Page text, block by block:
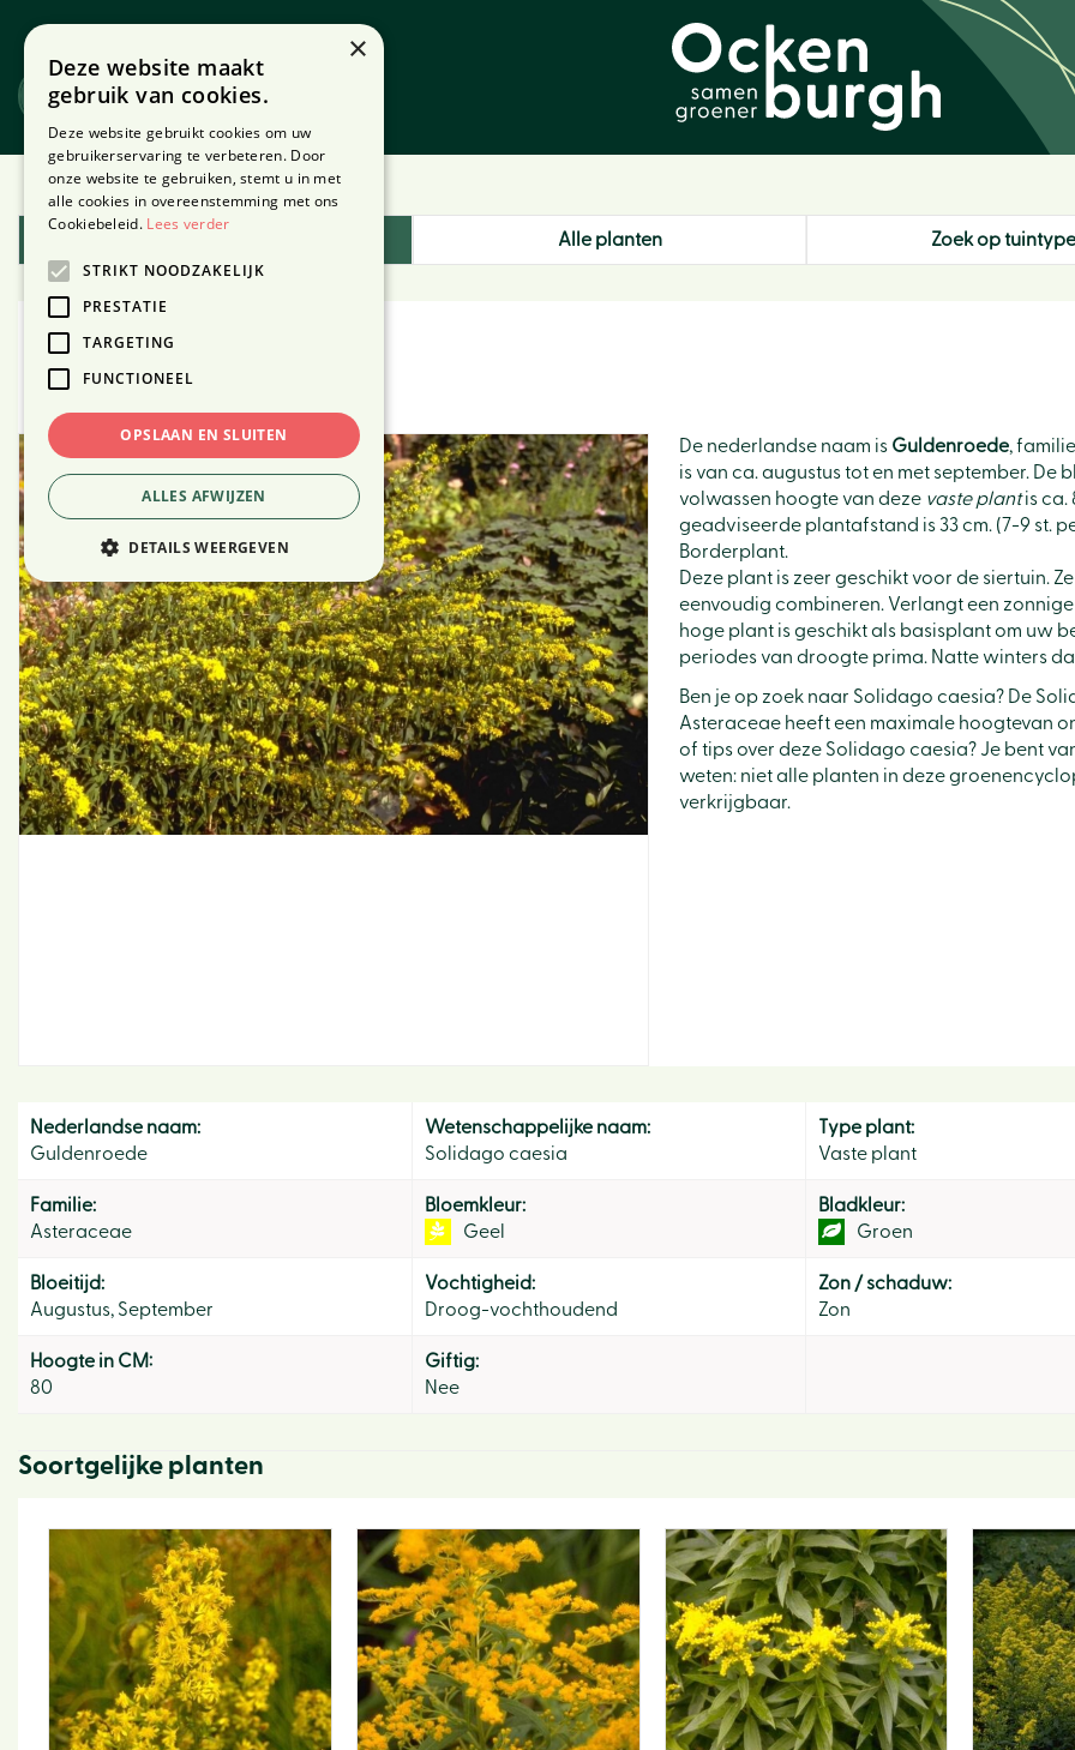
naar
content
Home Plantengids
Website Webshop
Alle planten Zoek op tuintype
Guldenroede
De nederlandse naam is Guldenroede,
is van ca. augustus tot en met september. De
volwassen hoogte van deze vaste plantis ca.
geadviseerde plantafstand is 33 cm. (7-9 st.
Borderplant.
Deze plant is zeer geschikt voor de siertuin.
eenvoudig combineren. Verlangt een
hoge plant is geschikt als basisplant om uw
periodes van droogte prima. Natte winters
Ben je op zoek naar Solidago caesia? De
Asteraceae heeft een maximale hoogtevan
of tips over deze Solidago caesia? Je bent
weten: niet alle planten in deze
verkrijgbaar.
Nederlandse naam:
Guldenroede
Wetenschappelijke naam:
Solidago caesia
Type plant:
Vaste plant
Familie:
Asteraceae
Bloemkleur:
Geel
Bladkleur:
Groen
Bloeitijd:
Augustus, September
Vochtigheid:
Droog-vochthoudend
Zon / schaduw:
Zon
Hoogte in CM:
80
Giftig:
Nee
Soortgelijke planten
×
Deze website maakt
gebruik van cookies.
Deze website gebruikt cookies om uw
gebruikerservaring te verbeteren. Door
onze website te gebruiken, stemt u in met
alle cookies in overeenstemming met ons
Cookiebeleid. Lees verder
STRIKT NOODZAKELIJK
PRESTATIE
TARGETING
FUNCTIONEEL
OPSLAAN EN SLUITEN
ALLES AFWIJZEN
DETAILS WEERGEVEN